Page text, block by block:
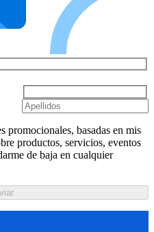
promocionales, basadas en mis
productos, servicios, eventos
de baja en cualquier